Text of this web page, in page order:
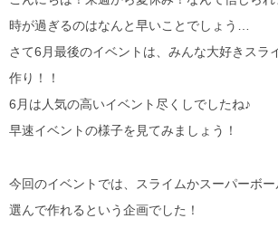
時が過ぎるのはなんと早いことでしょう…
さて6月最後のイベントは、みんな大好きスラ
作り！！
6月は人気の高いイベント尽くしでしたね♪
早速イベントの様子を見てみましょう！
今回のイベントでは、スライムかスーパーボ
選んで作れるという企画でした！